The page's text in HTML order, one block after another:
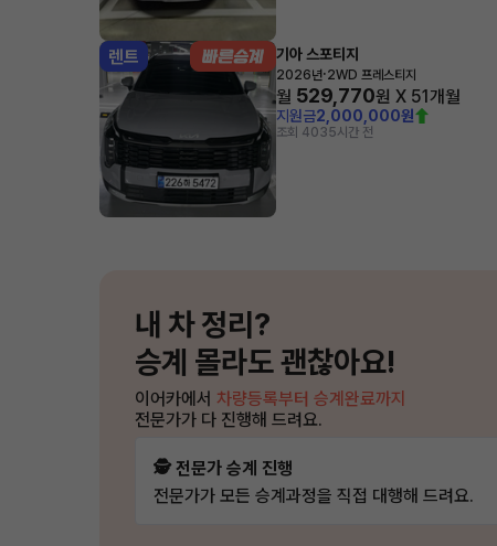
렌트 기아 스포티지
2026년·2WD 프레스티지
월 529,770원 X 51개월
지원금2,000,000원
조회 4035시간 전
내 차 정리?
승계 몰라도 괜찮아요!
이어카에서 차량등록부터 승계완료까지
전문가가 다 진행해 드려요.
🕵️ 전문가 승계 진행
전문가가 모든 승계과정을 직접 대행해 드려요.